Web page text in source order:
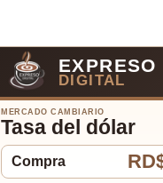
EXPRESO
DIGITAL
MERCADO CAMBIARIO
Tasa del dólar
Compra